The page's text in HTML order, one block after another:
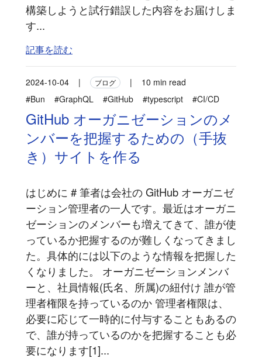
構築しようと試行錯誤した内容をお届けしま
す...
記事を読む
2024-10-04 | ブログ |
10 min read
#Bun
#GraphQL #GitHub #typescript #CI/CD
GitHub オーガニゼーションのメ
ンバーを把握するための（手抜
き）サイトを作る
はじめに # 筆者は会社の GitHub オーガニゼ
ーション管理者の一人です。最近はオーガニ
ゼーションのメンバーも増えてきて、誰が使
っているか把握するのが難しくなってきまし
た。具体的には以下のような情報を把握した
くなりました。 オーガニゼーションメンバ
ーと、社員情報(氏名、所属)の紐付け 誰が管
理者権限を持っているのか 管理者権限は、
必要に応じて一時的に付与することもあるの
で、誰が持っているのかを把握することも必
要になります[1]...